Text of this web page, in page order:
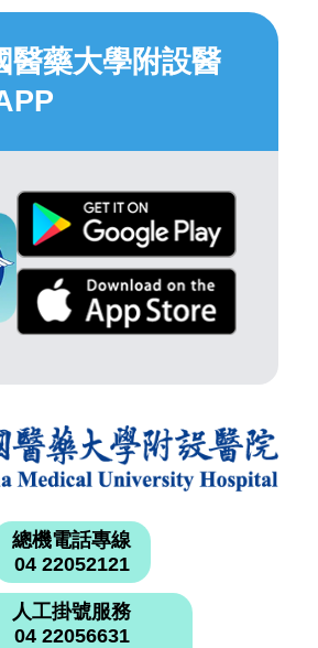
醫藥大學附設醫
總機電話專線
04 22052121
人工掛號服務
04 22056631